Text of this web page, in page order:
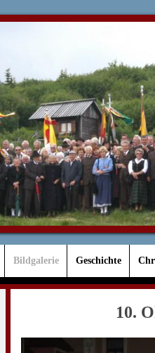
Bildgalerie Geschichte
10.